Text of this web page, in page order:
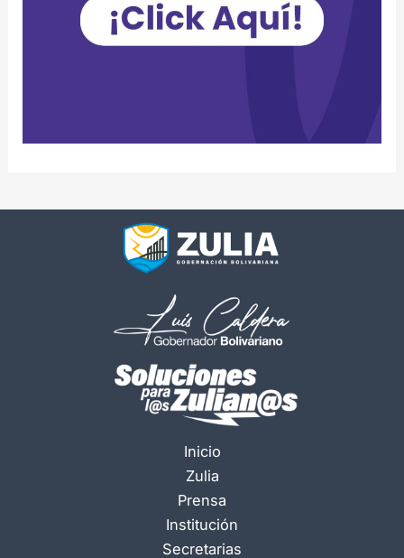
Inicio
Zulia
Prensa
Institución
Secretarias